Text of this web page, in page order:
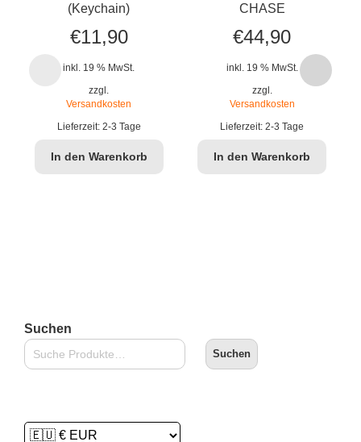
(Keychain)
€11,90
inkl. 19 % MwSt.
zzgl.
Versandkosten
Lieferzeit: 2-3 Tage
In den Warenkorb
CHASE
€44,90
inkl. 19 % MwSt.
zzgl.
Versandkosten
Lieferzeit:2-3 Tage
In den Warenkorb
Suchen
Suchen